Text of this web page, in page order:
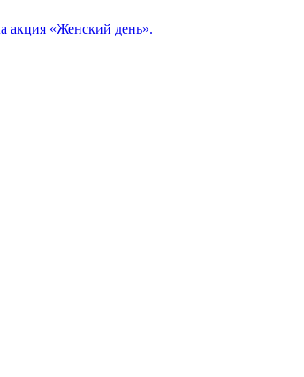
акция «Женский день».